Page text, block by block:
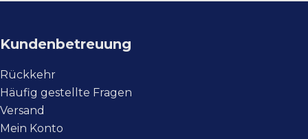
der
gewählt
werden
Kundenbetreuung
Rückkehr
Häufig gestellte Fragen
Versand
Mein Konto